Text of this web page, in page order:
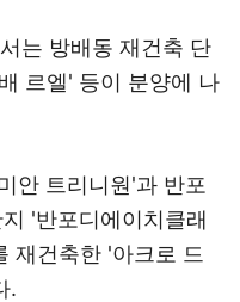
는 방배동 재건축 단
르엘' 등이 분양에 나
안 트리니원'과 반포
'반포디에이치클래
재건축한 '아크로 드
.